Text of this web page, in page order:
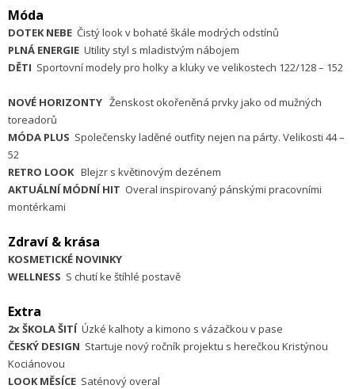
Móda
DOTEK NEBE Čistý look v bohaté škále modrých odstínů
PLNÁ ENERGIE Utility styl s mladistvým nábojem
DĚTI Sportovní modely pro holky a kluky ve velikostech 122/128 – 152
NOVÉ HORIZONTY Ženskost okořeněná prvky jako od mužných
toreadorů
MÓDA PLUS Společensky laděné outfity nejen na párty. Velikosti 44 –
52
RETRO LOOKBlejzr s květinovým dezénem
AKTUÁLNÍ MÓDNÍ HIT Overal inspirovaný pánskými pracovními
montérkami
Zdraví & krása
KOSMETICKÉ NOVINKY
WELLNESS S chutí ke štíhlé postavě
Extra
2x ŠKOLA ŠITÍ Úzké kalhoty a kimono s vázačkou v pase
ČESKÝ DESIGN Startuje nový ročník projektu s herečkou Kristýnou
Kociánovou
LOOK MĚSÍCE Saténový overal